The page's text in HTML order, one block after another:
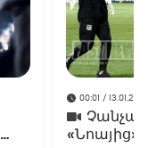
00:01 /
«Նոայից»